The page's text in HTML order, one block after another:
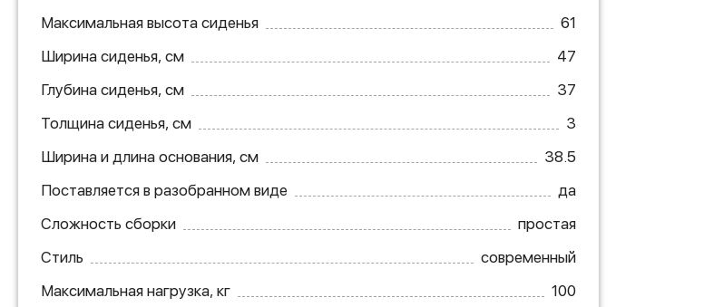
Максимальная высота сиденья
61
Ширина сиденья, см
47
Глубина сиденья, см
37
Толщина сиденья, см
3
Ширина и длина основания, см
38.5
Поставляется в разобранном виде
да
Сложность сборки
простая
Стиль
современный
Максимальная нагрузка, кг
100